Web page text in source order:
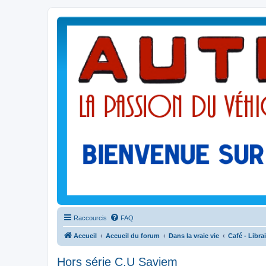
Raccourcis FAQ
Accueil Accueil du forum Dans la vraie vie Café -
Hors série C.U Saviem